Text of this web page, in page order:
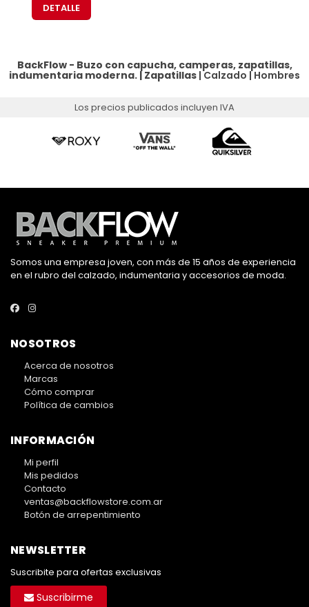
DETALLE
BackFlow - Buzo con capucha, camperas, zapatillas,
indumentaria moderna. |Zapatillas |Calzado |Hombres
Los precios publicados incluyen IVA
Somos una empresa joven, con más de 15 años de experiencia
en el rubro del calzado, indumentaria y accesorios de moda.
NOSOTROS
Acerca de nosotros
Marcas
Cómo comprar
Política de cambios
INFORMACIÓN
Mi perfil
Mis pedidos
Contacto
ventas@backflowstore.com.ar
Botón de arrepentimiento
NEWSLETTER
Suscribite para ofertas exclusivas
Suscribirme